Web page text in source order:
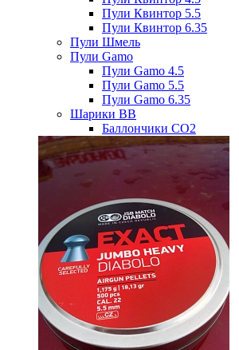
Пули Квинтор 5.5
Пули Квинтор 6.35
Пули Шмель
Пули Gamo
Пули Gamo 4.5
Пули Gamo 5.5
Пули Gamo 6.35
Шарики BB
Баллончики CO2